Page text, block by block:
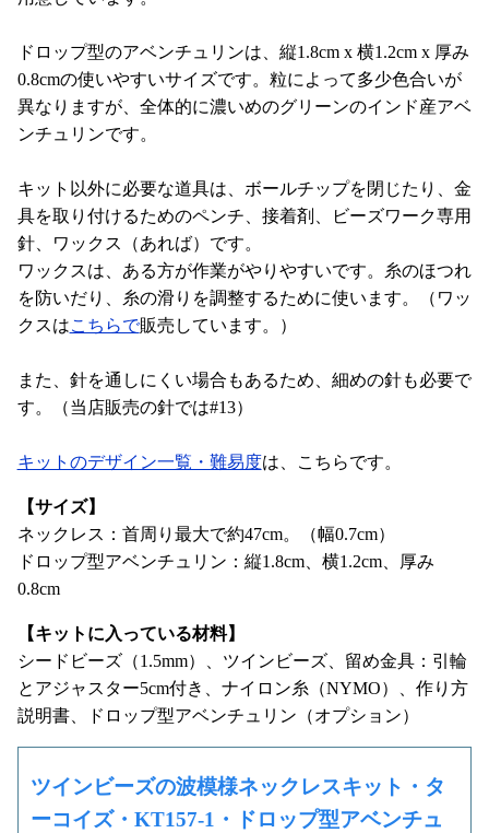
ドロップ型のアベンチュリンは、縦1.8cm x 横1.2cm x 厚み
0.8cmの使いやすいサイズです。粒によって多少色合いが
異なりますが、全体的に濃いめのグリーンのインド産アベ
ンチュリンです。
キット以外に必要な道具は、ボールチップを閉じたり、金
具を取り付けるためのペンチ、接着剤、ビーズワーク専用
針、ワックス（あれば）です。
ワックスは、ある方が作業がやりやすいです。糸のほつれ
を防いだり、糸の滑りを調整するために使います。（ワッ
クスはこちらで販売しています。）
また、針を通しにくい場合もあるため、細めの針も必要で
す。（当店販売の針では#13）
キットのデザイン一覧・難易度は、こちらです。
【サイズ】
ネックレス：首周り最大で約47cm。（幅0.7cm）
ドロップ型アベンチュリン：縦1.8cm、横1.2cm、厚み
0.8cm
【キットに入っている材料】
シードビーズ（1.5mm）、ツインビーズ、留め金具：引輪
とアジャスター5cm付き、ナイロン糸（NYMO）、作り方
説明書、ドロップ型アベンチュリン（オプション）
ツインビーズの波模様ネックレスキット・タ
ーコイズ・KT157-1・ドロップ型アベンチュ